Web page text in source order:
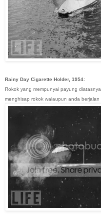
Rainy Day Cigarette Holder, 1954:
Rokok yang mempunyai payung
menghisap rokok walaupun anda berjalan